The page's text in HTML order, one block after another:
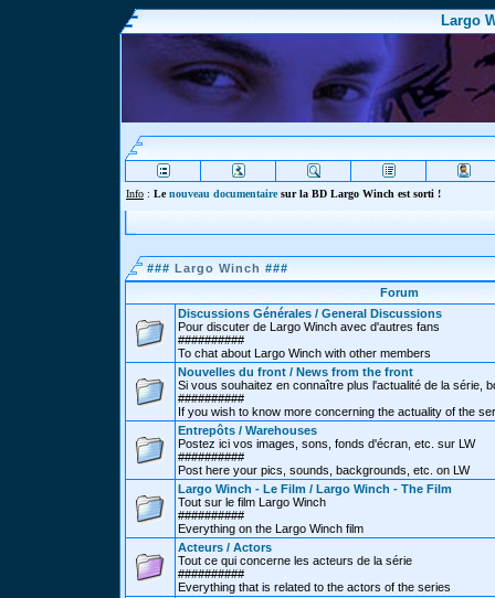
Largo
Info : Lenouveau documentairesur la BD Largo Winch est sorti !
### Largo Winch ###
Forum
Discussions Générales / General Discussions
Pour discuter de Largo Winch avec d'autres fans
##########
To chat about Largo Winch with other members
Nouvelles du front / News from the front
Si vous souhaitez en connaître plus l'actualité de la série,
##########
If you wish to know more concerning the actuality of the
Entrepôts / Warehouses
Postez ici vos images, sons, fonds d'écran, etc. sur LW
##########
Post here your pics, sounds, backgrounds, etc. on LW
Largo Winch - Le Film / Largo Winch - The Film
Tout sur le film Largo Winch
##########
Everything on the Largo Winch film
Acteurs / Actors
Tout ce qui concerne les acteurs de la série
##########
Everything that is related to the actors of the series